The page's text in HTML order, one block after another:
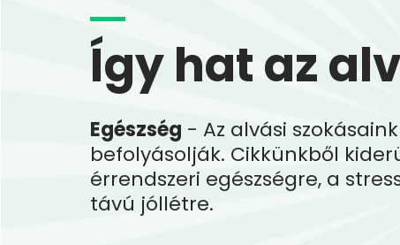
Így hat az
Egészség - Az alvási
befolyásolják. Cikkünkből
érrendszeri egészségre, a
távú jóllétre.